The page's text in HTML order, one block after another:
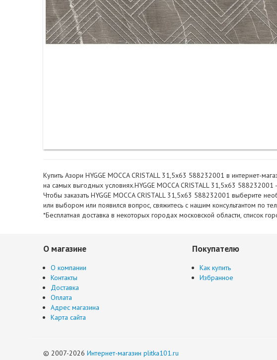
Купить Азори HYGGE MOCCA CRISTALL 31,5х63 588232001 в интернет-
на самых выгодных условиях.HYGGE MOCCA CRISTALL 31,5х63
Чтобы заказать HYGGE MOCCA CRISTALL 31,5х63 588232001 выберите
или выбором или появился вопрос, свяжитесь с нашим консультантом по
*Бесплатная доставка в некоторых городах московской области, список
О магазине
О компании
Контакты
Доставка
Оплата
Адрес магазина
Карта сайта
Покупателю
Как купить
Избранное
© 2007-2026 Интернет-магазин plitka101.ru